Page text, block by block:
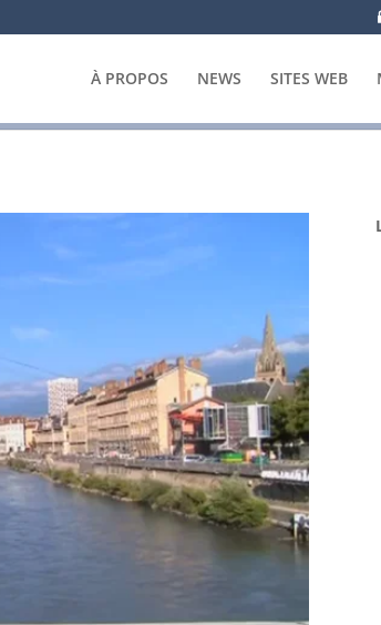
À PROPOS NEWS SITES WEB